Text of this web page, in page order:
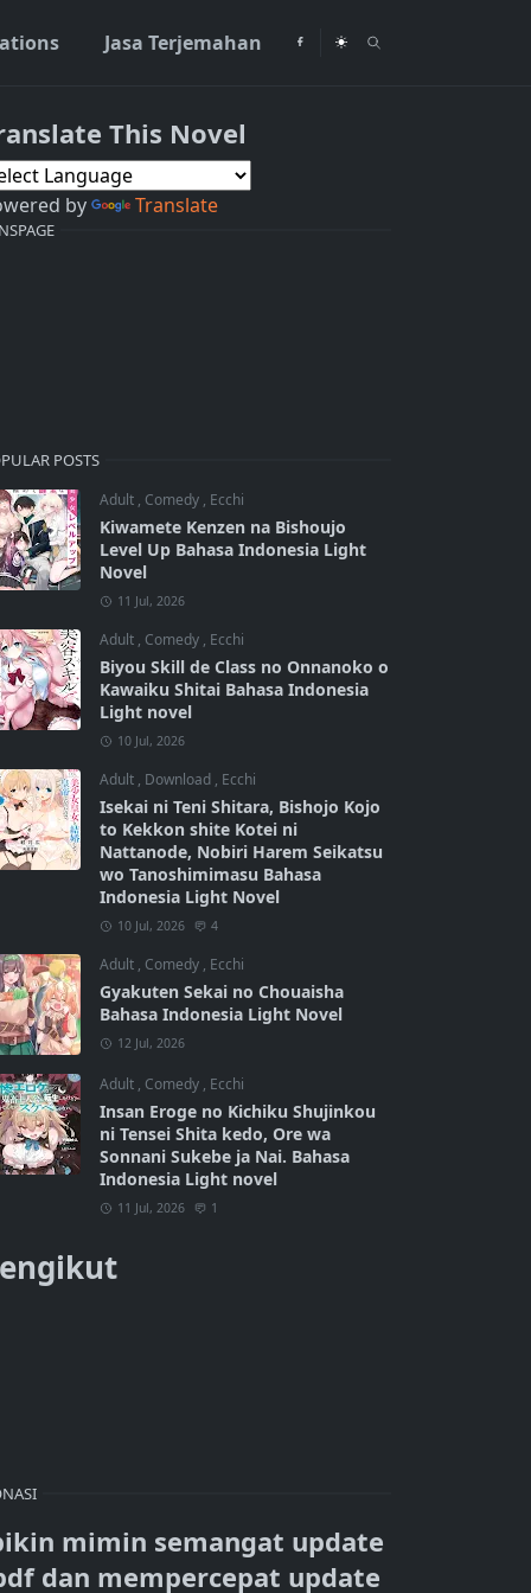
Jasa Terjemahan
This Novel
by Translate
POSTS
Adult , Comedy , Ecchi
Kiwamete Kenzen na Bishoujo
Level Up Bahasa Indonesia Light
Novel
11 Jul, 2026
Adult , Comedy , Ecchi
Biyou Skill de Class no Onnanoko o
Kawaiku Shitai Bahasa Indonesia
Light novel
10 Jul, 2026
Adult , Download , Ecchi
Isekai ni Teni Shitara, Bishojo Kojo
to Kekkon shite Kotei ni
Nattanode, Nobiri Harem Seikatsu
wo Tanoshimimasu Bahasa
Indonesia Light Novel
10 Jul, 2026 4
Adult , Comedy , Ecchi
Gyakuten Sekai no Chouaisha
Bahasa Indonesia Light Novel
12 Jul, 2026
Adult , Comedy , Ecchi
Insan Eroge no Kichiku Shujinkou
ni Tensei Shita kedo, Ore wa
Sonnani Sukebe ja Nai. Bahasa
Indonesia Light novel
11 Jul, 2026 1
mimin semangat update
dan mempercepat update